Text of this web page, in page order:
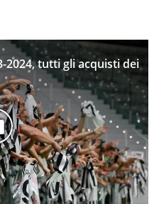
2024, tutti gli acquisti dei